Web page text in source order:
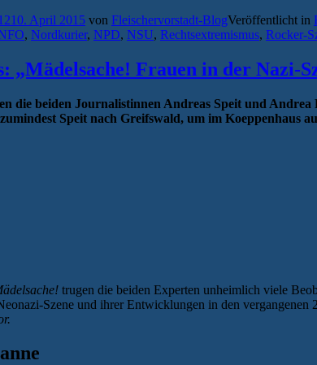
10. April 2015 von Fleischervorstadt-BlogVeröffentlicht in
, Nordkurier, NPD, NSU, Rechtsextremismus, Rocker-
„Mädelsache! Frauen in der Nazi-
die beiden Journalistinnen Andreas Speit und Andrea
Speit nach Greifswald, um im Koeppenhaus
trugen die beiden Experten unheimlich viele
Szene und ihrer Entwicklungen in den vergangenen